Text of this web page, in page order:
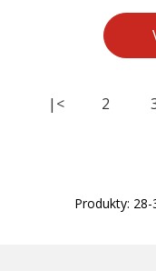
|< 2
Produkty: 28-